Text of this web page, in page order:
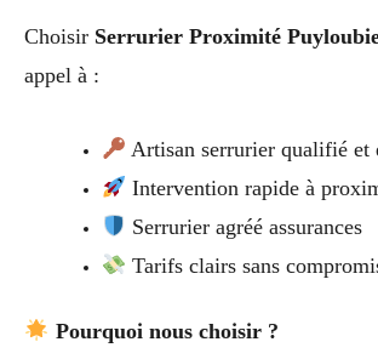
Choisir Serrurier Proximité
appel à :
Artisan serrurier qualifié et
Intervention rapide à
Serrurier agréé assurances
Tarifs clairs sans
Pourquoi nous choisir ?